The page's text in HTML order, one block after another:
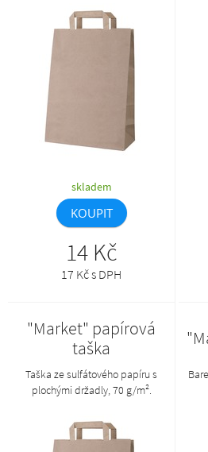
skladem
KOUPIT
14 Kč
17 Kč s DPH
"Market" papírová
taška
Taška ze sulfátového papíru s
plochými držadly, 70 g/m².